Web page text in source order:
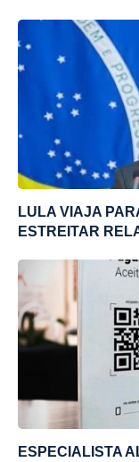
LULA VIAJA
ESTREITAR
ESPECIALISTA